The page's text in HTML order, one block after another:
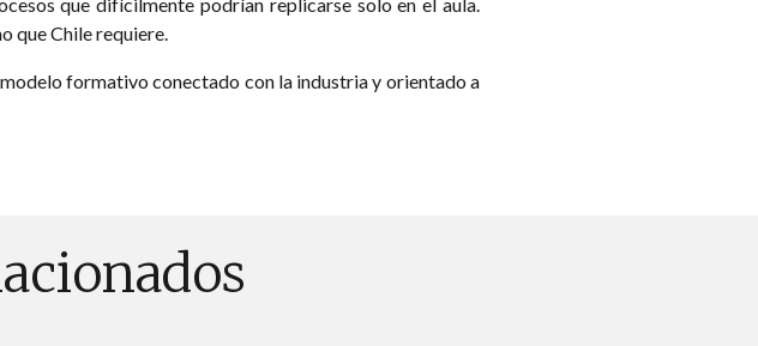
que Chile requiere.
formativo conectado con la industria y orientado a